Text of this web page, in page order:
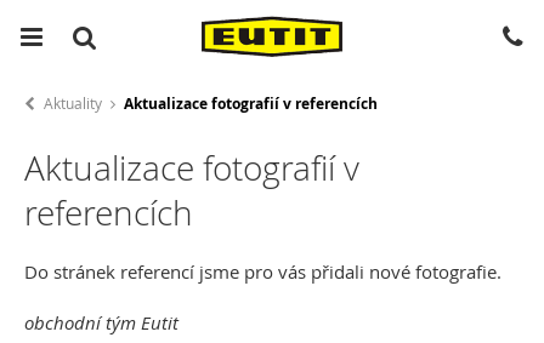
Aktuality Aktualizace fotografií v referencích
Aktualizace fotografií v
referencích
Do stránek referencí jsme pro vás přidali nové fotografie.
obchodní tým Eutit